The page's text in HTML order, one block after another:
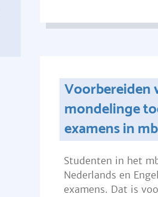
Voorbereiden
mondelinge
examens in
Studenten in het
Nederlands en
examens. Dat is